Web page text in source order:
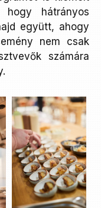
hátrányos
együtt, ahogy
nem csak
számára